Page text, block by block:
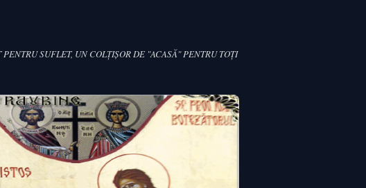
SUFLET, UN COLŢIŞOR DE "ACASĂ" PENTRU TOŢI